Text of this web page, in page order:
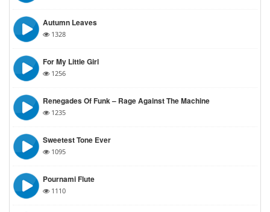
Autumn Leaves
1328
For My Little Girl
1256
Renegades Of Funk – Rage Against The Machine
1235
Sweetest Tone Ever
1095
Pournami Flute
1110